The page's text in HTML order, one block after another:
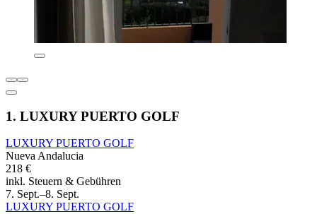
1. LUXURY PUERTO GOLF
LUXURY PUERTO GOLF
Nueva Andalucia
218 €
inkl. Steuern & Gebühren
7. Sept.–8. Sept.
LUXURY PUERTO GOLF